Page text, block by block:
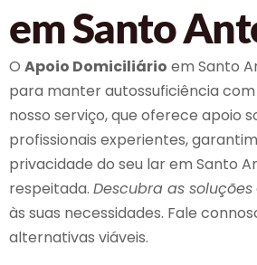
em Santo
O Apoio Domiciliário em Santo
para manter autossuficiência
nosso serviço, que oferece apoio
profissionais experientes,
privacidade do seu lar em Santo
respeitada. Descubra as soluções
às suas necessidades. Fale
alternativas viáveis.